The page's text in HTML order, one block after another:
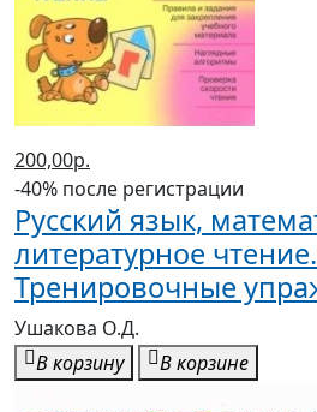
200,00р.
-40% после регистрации
Русский язык,
литературное
Тренировочные
Ушакова О.Д.
В корзину
В корзине